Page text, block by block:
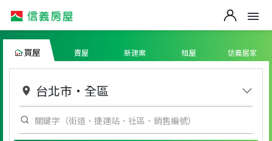
買屋 賣屋 新建案 租屋 信義居家
台北市 ・ 全區